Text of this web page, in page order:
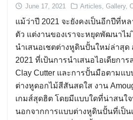
June 17, 2021 Articles Gallery,
แม้ว่าปี 2021 จะยังคงเป็นอีกปีที่ห
ตัว แต่งานของเราจะหยุดพัฒนาไ
นำเสนอเชตต่างหูดินปั้นใหม่ล่าสุด
2021 ที่เป้นการนำเสนอไอเดียกา
Clay Cutter และการปั้นมือตามแ
ต่างหูดอกไม้สีสันสดใส งาน
เกมส์สุดฮิต โดยมีเเบบใดที่น่าสนใจ
นอกจากการแบบต่างหูดินปั้นที่เป็น